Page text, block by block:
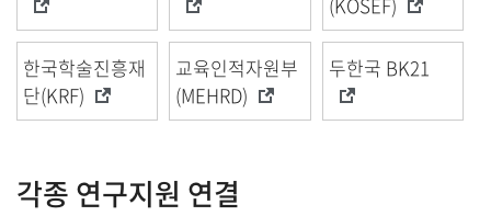
한국학술진흥재
단(KRF)
교육인적자원부
(MEHRD)
두한국 BK21
각종 연구지원 연결